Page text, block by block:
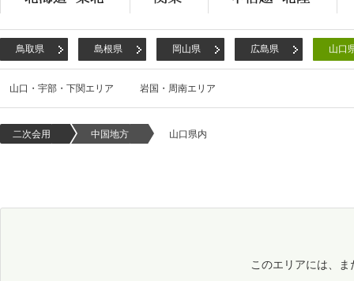
鳥取県 島根県 岡山県 広島県 山口
山口・宇部・下関エリア 岩国・周南エリア
二次会用 中国地方 山口県内
このエリアには、